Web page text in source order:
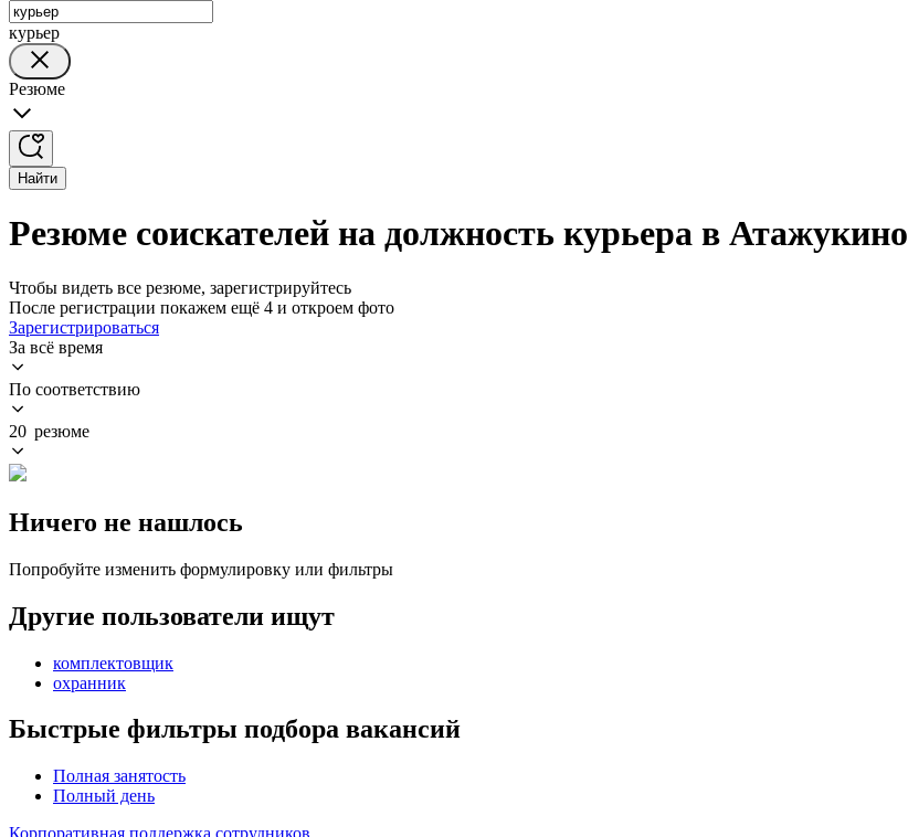
курьер
Резюме
Найти
Резюме соискателей на должность курьера в Атажукино
Чтобы видеть все резюме, зарегистрируйтесь
После регистрации покажем ещё 4 и откроем фото
Зарегистрироваться
За всё время
По соответствию
20 резюме
Ничего не нашлось
Попробуйте изменить формулировку или фильтры
Другие пользователи ищут
комплектовщик
охранник
Быстрые фильтры подбора вакансий
Полная занятость
Полный день